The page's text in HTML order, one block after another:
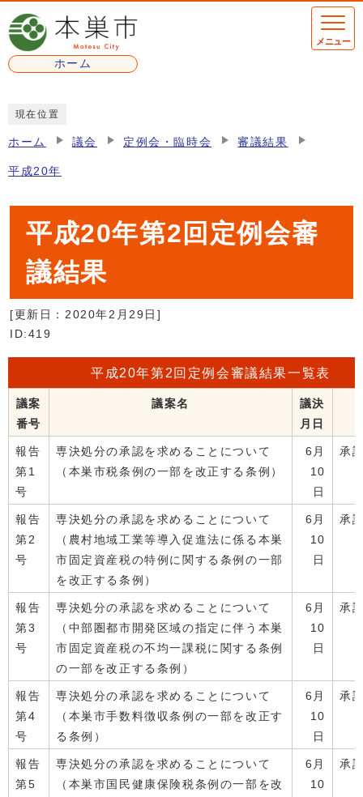
ページの先頭です
ホーム
メニュー
現在位置
ホーム 議会 定例会・臨時会 審議結果
平成20年
平成20年第2回定例会審
議結果
[更新日： 2020年2月29日 ]
ID:419
平成20年第2回定例会審議結果一覧表
議案
番号
議案名
議決
月日
報告
第1
号
専決処分の承認を求めることについて
（本巣市税条例の一部を改正する条例）
6月
10
日
承
報告
第2
号
専決処分の承認を求めることについて
（農村地域工業等導入促進法に係る本巣
市固定資産税の特例に関する条例の一部
を改正する条例）
6月
10
日
承
報告
第3
号
専決処分の承認を求めることについて
（中部圏都市開発区域の指定に伴う本巣
市固定資産税の不均一課税に関する条例
の一部を改正する条例）
6月
10
日
承
報告
第4
号
専決処分の承認を求めることについて
（本巣市手数料徴収条例の一部を改正す
る条例）
6月
10
日
承
報告
第5
専決処分の承認を求めることについて
（本巣市国民健康保険税条例の一部を改
6月
10
承